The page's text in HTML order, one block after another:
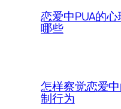
恋爱中PUA的
哪些
怎样察觉恋爱
制行为